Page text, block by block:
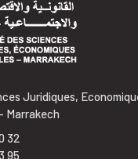
Juridiques,
Marrakech
32
95